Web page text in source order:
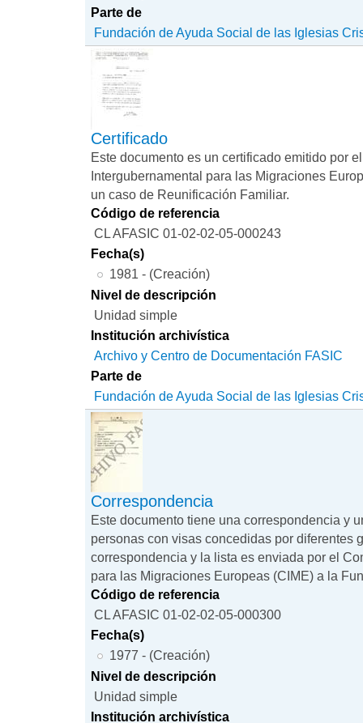
Parte de
Fundación de Ayuda Social de las Iglesias
Certificado
Este documento es un certificado emitido por
Intergubernamental para las Migraciones
un caso de Reunificación Familiar.
Código de referencia
CL AFASIC 01-02-02-05-000243
Fecha(s)
1981 - (Creación)
Nivel de descripción
Unidad simple
Institución archivística
Archivo y Centro de Documentación FASIC
Parte de
Fundación de Ayuda Social de las Iglesias
Correspondencia
Este documento tiene una correspondencia y
personas con visas concedidas por diferentes
correspondencia y la lista es enviada por el
para las Migraciones Europeas (CIME) a la
Código de referencia
CL AFASIC 01-02-02-05-000300
Fecha(s)
1977 - (Creación)
Nivel de descripción
Unidad simple
Institución archivística